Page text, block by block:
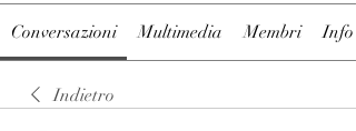
Conversazioni Multimedia Membri Info
Indietro